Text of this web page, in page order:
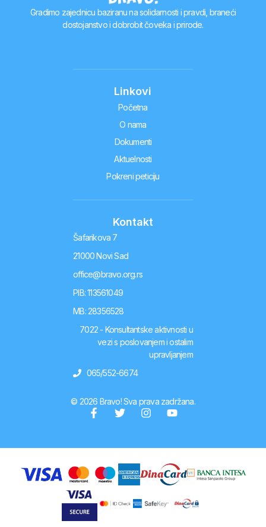
Gradimo zajednicu baziranu na solidarnosti i pravdi, braneći
dostojanstvo i dobrobit čoveka i prirode.
Linkovi
Početna
O nama
Dokumenti
Aktuelnosti
Pokreni peticiju
Kontakt
Šafarikova 7
21000 Novi Sad
office@bravo.org.rs
PIB: 113561049
MB: 28356528
7022 - Konsultantske aktivnosti u
vezi s poslovanjem i ostalim
upravljanjem
065/552-6674
© 2026 Bravo! Sva prava zadržana.